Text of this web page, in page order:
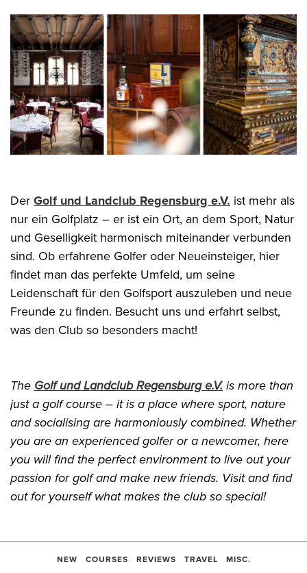
NEW COURSES REVIEWS TRAVEL MISC.
Der Golf und Landclub Regensburg e.V. ist mehr als
nur ein Golfplatz – er ist ein Ort, an dem Sport, Natur
und Geselligkeit harmonisch miteinander verbunden
sind. Ob erfahrene Golfer oder Neueinsteiger, hier
findet man das perfekte Umfeld, um seine
Leidenschaft für den Golfsport auszuleben und neue
Freunde zu finden. Besucht uns und erfahrt selbst,
was den Club so besonders macht!
The Golf und Landclub Regensburg e.V.is more than
just a golf course – it is a place where sport, nature
and socialising are harmoniously combined. Whether
you are an experienced golfer or a newcomer, here
you will find the perfect environment to live out your
passion for golf and make new friends. Visit and find
out for yourself what makes the club so special!